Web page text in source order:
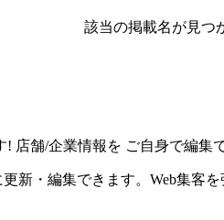
該当の掲載名が見つ
! 店舗/企業情報を ご自身で編集
新・編集できます。Web集客を